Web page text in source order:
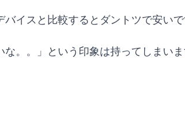
イスと比較するとダントツで安いで
。。」という印象は持ってしまい